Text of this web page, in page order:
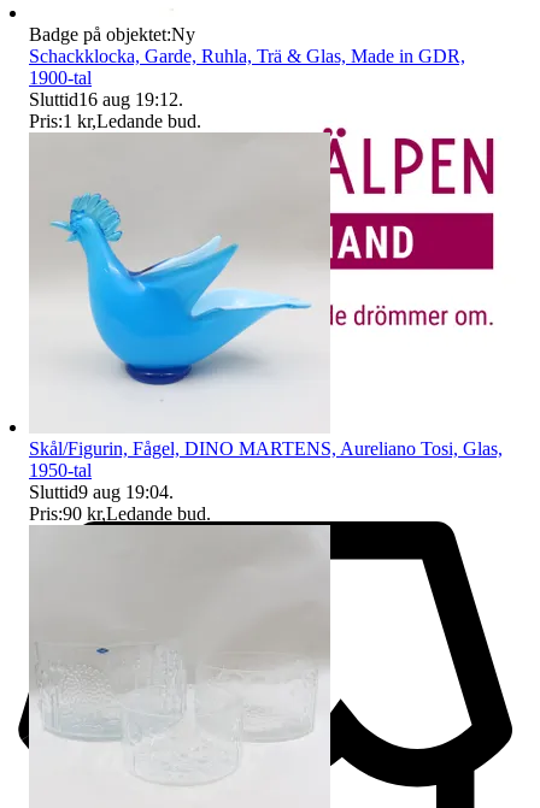
Badge på objektet:Ny
Schackklocka, Garde, Ruhla, Trä & Glas, Made in GDR,
1900-tal
Sluttid16 aug 19:12.
Pris:1 kr,Ledande bud.
Skål/Figurin, Fågel, DINO MARTENS, Aureliano Tosi, Glas,
1950-tal
Sluttid9 aug 19:04.
Pris:90 kr,Ledande bud.